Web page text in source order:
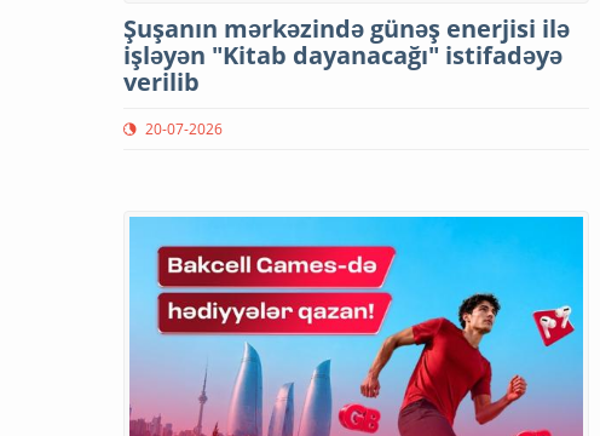
Şuşanın mərkəzində günəş enerjisi ilə
işləyən "Kitab dayanacağı" istifadəyə
verilib
20-07-2026